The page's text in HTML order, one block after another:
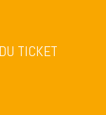
TICKET